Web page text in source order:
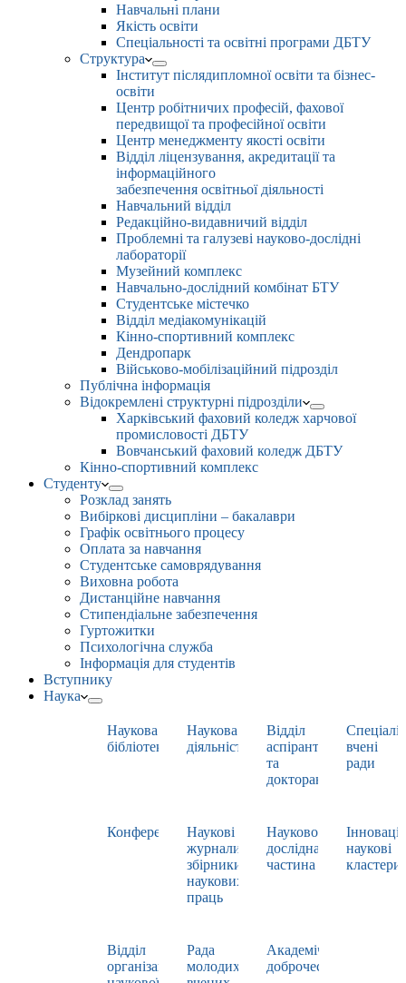
Навчальні плани
Якість освіти
Спеціальності та освітні програми ДБТУ
Структура
Інститут післядипломної освіти та бізнес-
освіти
Центр робітничих професій, фахової
передвищої та професійної освіти
Центр менеджменту якості освіти
Відділ ліцензування, акредитації та
інформаційного
забезпечення освітньої діяльності
Навчальний відділ
Редакційно-видавничий відділ
Проблемні та галузеві науково-дослідні
лабораторії
Музейний комплекс
Навчально-дослідний комбінат БТУ
Студентське містечко
Відділ медіакомунікацій
Кінно-спортивний комплекс
Дендропарк
Військово-мобілізаційний підрозділ
Публічна інформація
Відокремлені структурні підрозділи
Харківський фаховий коледж харчової
промисловості ДБТУ
Вовчанський фаховий коледж ДБТУ
Кінно-спортивний комплекс
Студенту
Розклад занять
Вибіркові дисципліни – бакалаври
Графік освітнього процесу
Оплата за навчання
Студентське самоврядування
Виховна робота
Дистанційне навчання
Стипендіальне забезпечення
Гуртожитки
Психологічна служба
Інформація для студентів
Вступнику
Наука
Наукова
бібліотека
Наукова
діяльність
Відділ
аспірантури
та
докторантури
вчені
ради
Конференції
Наукові
журнали,
збірники
наукових
праць
Науково-
дослідна
частина
наукові
кластери
Відділ
організації
Рада
молодих
Академічна
доброчесність